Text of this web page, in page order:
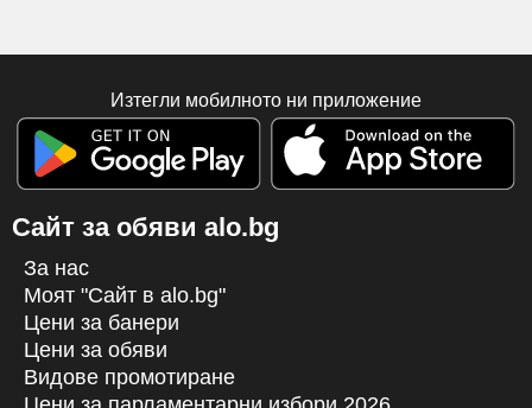
Изтегли мобилното ни приложение
Сайт за обяви alo.bg
За нас
Моят "Сайт в alo.bg"
Цени за банери
Цени за обяви
Видове промотиране